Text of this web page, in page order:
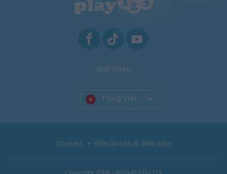
Giới thiệu
Tiếng Việt
Cookies Điều khoản & Điều kiện